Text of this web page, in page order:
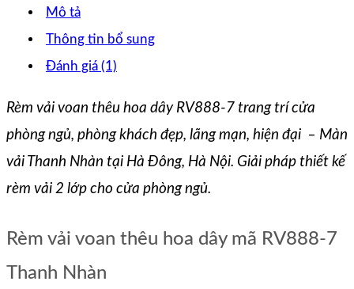
Mô tả
Thông tin bổ sung
Đánh giá (1)
Rèm vải voan thêu hoa dây RV888-7 trang trí cửa
phòng ngủ, phòng khách đẹp, lãng mạn, hiện đại – Màn
vải Thanh Nhàn tại Hà Đông, Hà Nội. Giải pháp thiết kế
rèm vải 2 lớp cho cửa phòng ngủ.
Rèm vải voan thêu hoa dây mã RV888-7
Thanh Nhàn